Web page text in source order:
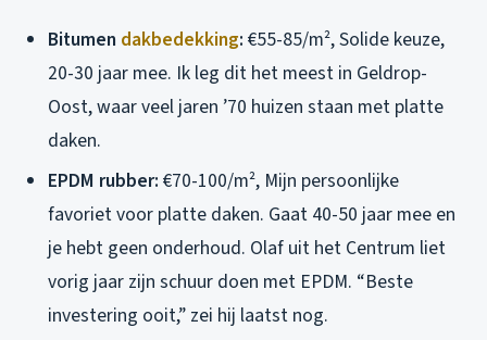
Bitumen dakbedekking: €55-85/m², Solide keuze,
20-30 jaar mee. Ik leg dit het meest in Geldrop-
Oost, waar veel jaren ’70 huizen staan met platte
daken.
EPDM rubber: €70-100/m², Mijn persoonlijke
favoriet voor platte daken. Gaat 40-50 jaar mee en
je hebt geen onderhoud. Olaf uit het Centrum liet
vorig jaar zijn schuur doen met EPDM. “Beste
investering ooit,” zei hij laatst nog.